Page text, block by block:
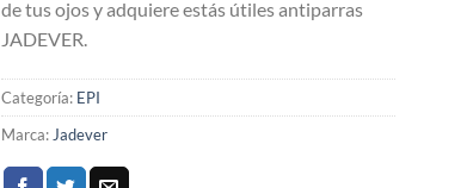
de tus ojos y adquiere estás útiles antiparras
JADEVER.
Categoría: EPI
Marca: Jadever